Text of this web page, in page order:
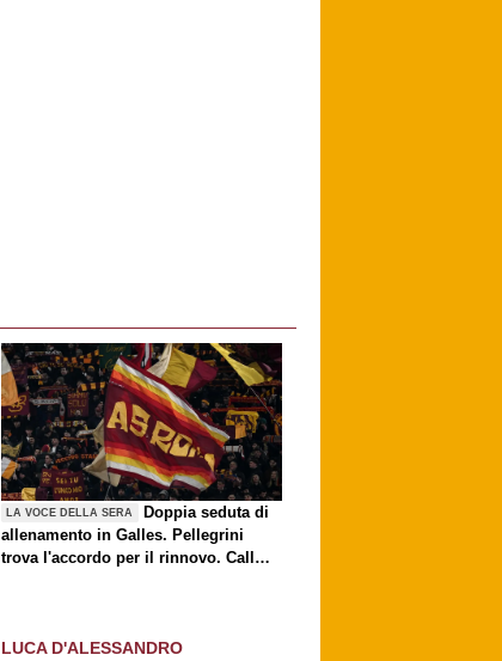
LA VOCE DELLA SERA
Doppia seduta di
allenamento in Galles. Pellegrini
trova l'accordo per il rinnovo. Call
LUCA D'ALESSANDRO